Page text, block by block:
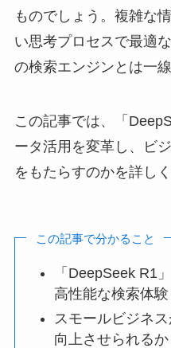
ものでしょう。複雑な
い思考プロセスで最適
の検索エンジンとは一
この記事では、「
ータ活用を変革し、ビ
をもたらすのかを詳し
この記事で分かること
「DeepSeek R1
高性能な検索体験
スモールビジネ
向上させられるか